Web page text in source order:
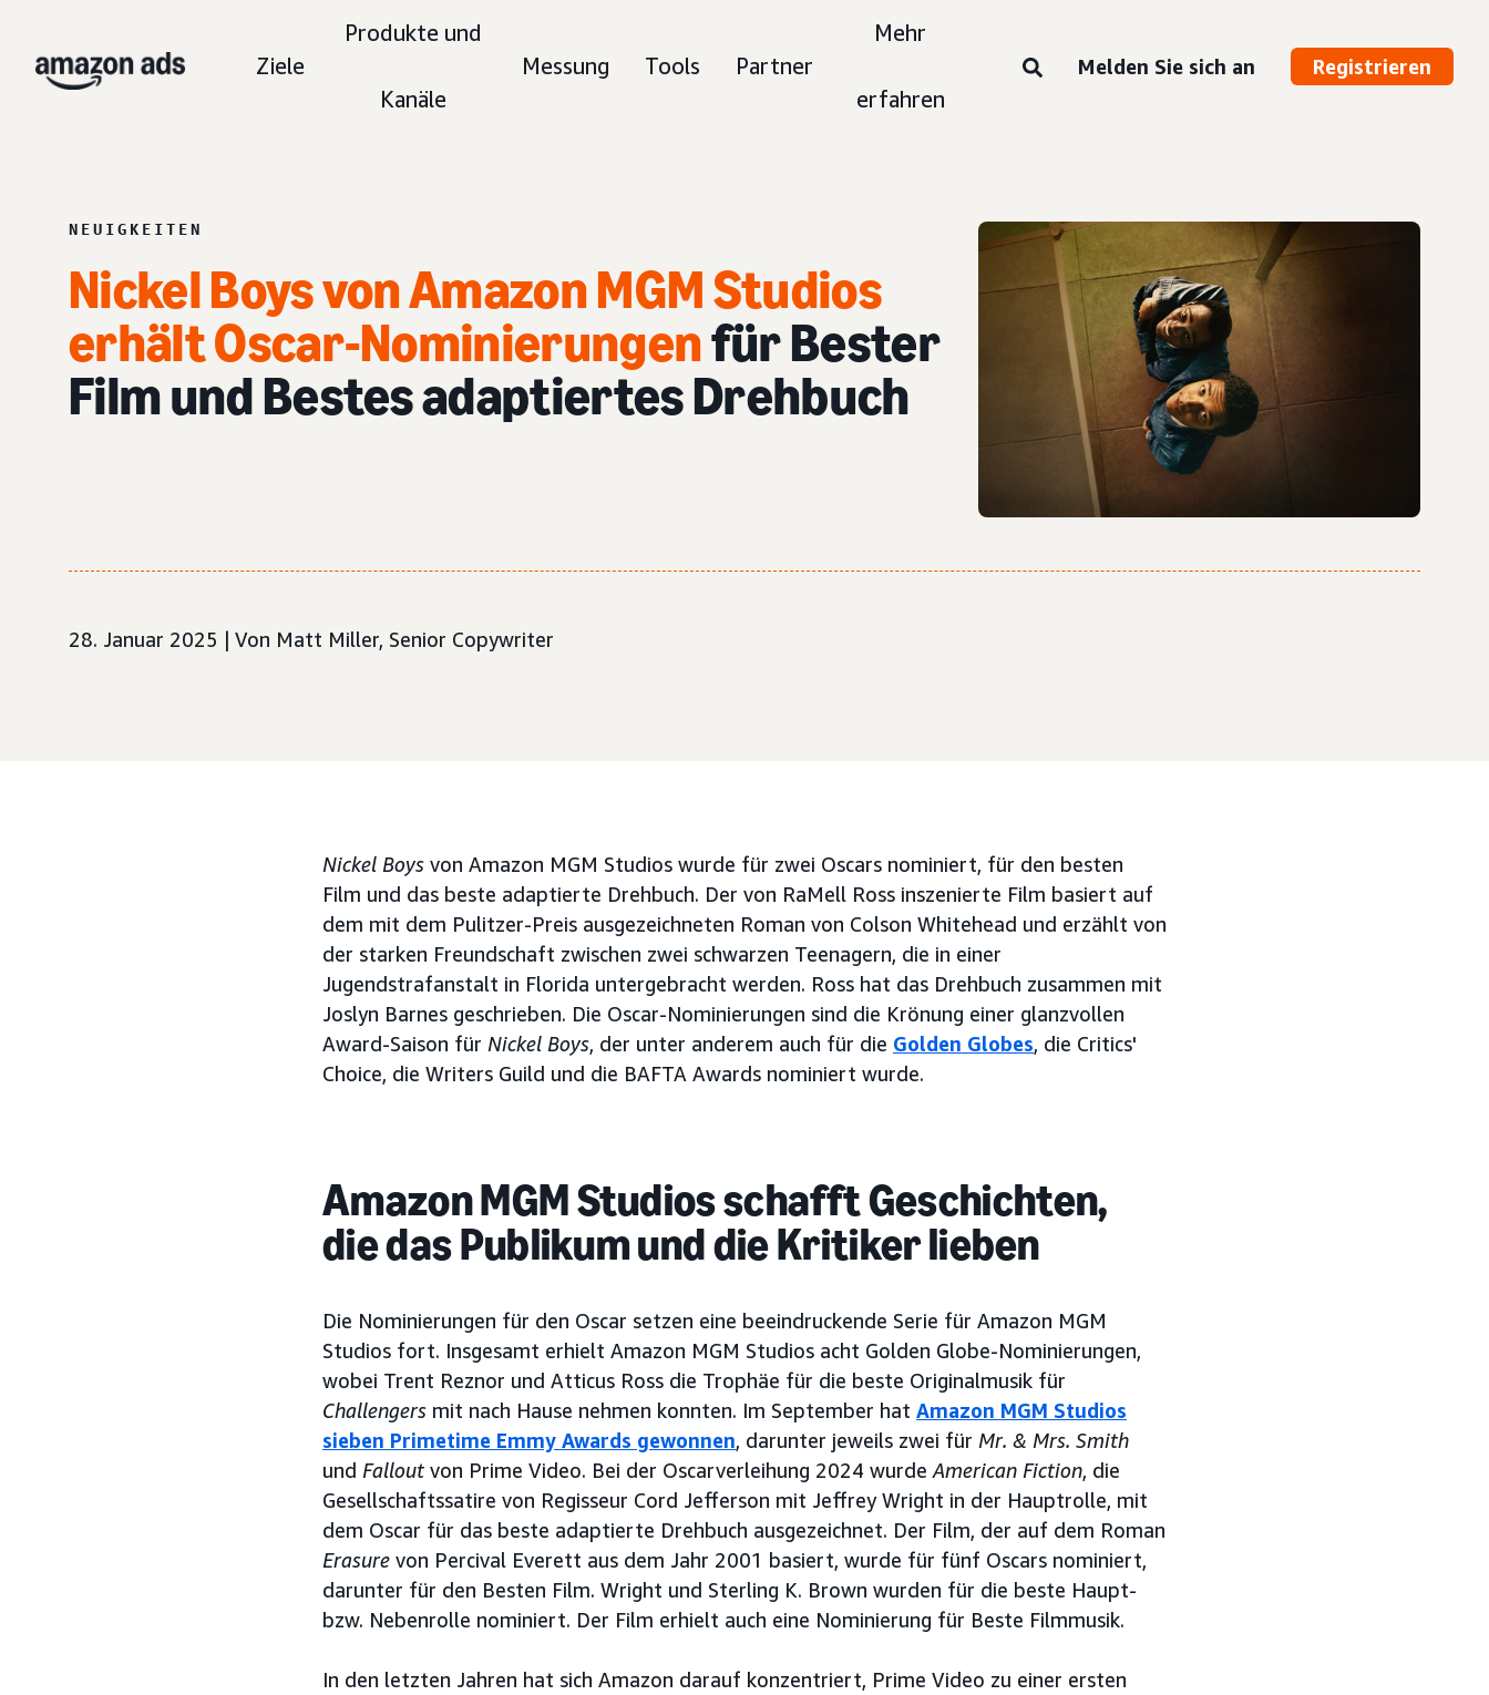
Ziele
Produkte und
Kanäle
Messung Tools Partner
Mehr
erfahren
Melden Sie sich an Registrieren
NEUIGKEITEN
Nickel Boys von Amazon MGM Studios
erhält Oscar-Nominierungenfür Bester
Film und Bestes adaptiertes Drehbuch
28. Januar 2025 | Von Matt Miller, Senior Copywriter
Nickel Boys von Amazon MGM Studios wurde für zwei Oscars nominiert, für den besten
Film und das beste adaptierte Drehbuch. Der von RaMell Ross inszenierte Film basiert auf
dem mit dem Pulitzer-Preis ausgezeichneten Roman von Colson Whitehead und erzählt von
der starken Freundschaft zwischen zwei schwarzen Teenagern, die in einer
Jugendstrafanstalt in Florida untergebracht werden. Ross hat das Drehbuch zusammen mit
Joslyn Barnes geschrieben. Die Oscar-Nominierungen sind die Krönung einer glanzvollen
Award-Saison für Nickel Boys, der unter anderem auch für die Golden Globes, die Critics'
Choice, die Writers Guild und die BAFTA Awards nominiert wurde.
Amazon MGM Studios schafft Geschichten,
die das Publikum und die Kritiker lieben
Die Nominierungen für den Oscar setzen eine beeindruckende Serie für Amazon MGM
Studios fort. Insgesamt erhielt Amazon MGM Studios acht Golden Globe-Nominierungen,
wobei Trent Reznor und Atticus Ross die Trophäe für die beste Originalmusik für
Challengers mit nach Hause nehmen konnten. Im September hat Amazon MGM Studios
sieben Primetime Emmy Awards gewonnen, darunter jeweils zwei für Mr. & Mrs. Smith
und Fallout von Prime Video. Bei der Oscarverleihung 2024 wurde American Fiction, die
Gesellschaftssatire von Regisseur Cord Jefferson mit Jeffrey Wright in der Hauptrolle, mit
dem Oscar für das beste adaptierte Drehbuch ausgezeichnet. Der Film, der auf dem Roman
Erasure von Percival Everett aus dem Jahr 2001 basiert, wurde für fünf Oscars nominiert,
darunter für den Besten Film. Wright und Sterling K. Brown wurden für die beste Haupt-
bzw. Nebenrolle nominiert. Der Film erhielt auch eine Nominierung für Beste Filmmusik.
In den letzten Jahren hat sich Amazon darauf konzentriert, Prime Video zu einer ersten